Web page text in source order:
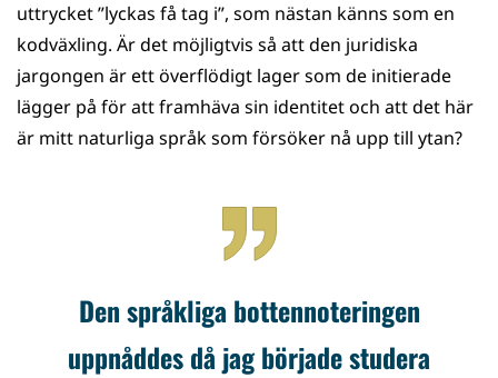
uttrycket ”lyckas få tag i”, som nästan känns som en
kodväxling. Är det möjligtvis så att den juridiska
jargongen är ett överflödigt lager som de initierade
lägger på för att framhäva sin identitet och att det här
är mitt naturliga språk som försöker nå upp till ytan?
Den språkliga bottennoteringen
uppnåddes då jag började studera